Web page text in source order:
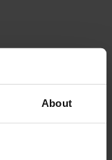
About